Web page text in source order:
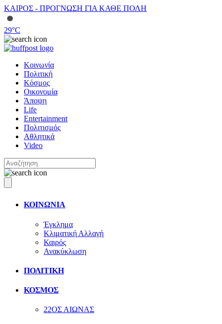
ΚΑΙΡΟΣ - ΠΡΟΓΝΩΣΗ ΓΙΑ ΚΑΘΕ ΠΟΛΗ
29°C
Κοινωνία
Πολιτική
Κόσμος
Οικονομία
Άποψη
Life
Entertainment
Πολιτισμός
Αθλητικά
Video
ΚΟΙΝΩΝΙΑ
Έγκλημα
Κλιματική Αλλαγή
Καιρός
Ανακύκλωση
ΠΟΛΙΤΙΚΗ
ΚΟΣΜΟΣ
22ΟΣ ΑΙΩΝΑΣ